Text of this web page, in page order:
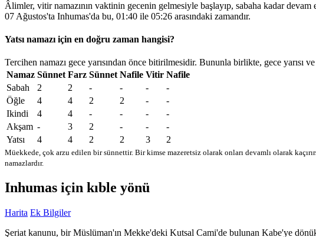
Âlimler, vitir namazının vaktinin gecenin gelmesiyle başlayıp, sabaha kadar
07 Ağustos'ta Inhumas'da bu, 01:40 ile 05:26 arasındaki zamandır.
Yatsı namazı için en doğru zaman hangisi?
Tercihen namazı gece yarısından önce bitirilmesidir. Bununla birlikte, gece yarısı
Namaz Sünnet Farz Sünnet Nafile Vitir Nafile
Sabah
2 2 - - -
-
Öğle
4 4 2 2 -
-
Ikindi
4 4 - - -
-
Akşam - 3 2 - -
-
Yatsı
4 4 2 2 3 2
Müekkede, çok arzu edilen bir sünnettir. Bir kimse mazeretsiz olarak onları devamlı olarak
namazlardır.
Inhumas için kıble yönü
Harita Ek Bilgiler
Şeriat kanunu, bir Müslüman'ın Mekke'deki Kutsal Cami'de bulunan Kabe'ye